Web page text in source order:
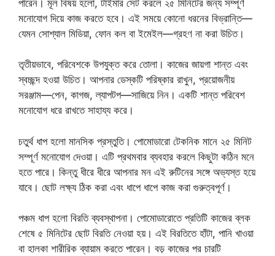
পারেন। মূল বিষয় হলো, টাইমার সেট করলে ২৫ মিনিটের জন্য সম্পূর্ণ
মনোযোগ দিয়ে কাজ করতে হবে। এই সময়ে কোনো ধরনের বিভ্রান্তি—
যেমন সোশ্যাল মিডিয়া, ফোন কল বা ইমেইল—গ্রহণ না করা উচিত।
তৃতীয়ভাবে, পরিবেশকে উপযুক্ত করে তোলা। কাজের জায়গা শান্ত এবং
স্বচ্ছন্দ হওয়া উচিত। আপনার ডেস্কটি পরিষ্কার রাখুন, প্রয়োজনীয়
সরঞ্জাম—পেন, কাগজ, ল্যাপটপ—সাজিয়ে নিন। একটি শান্ত পরিবেশ
মনোযোগ ধরে রাখতে সাহায্য করে।
চতুর্থ ধাপ হলো মানসিক প্রস্তুতি। পোমোডারো টেকনিক মানে ২৫ মিনিট
সম্পূর্ণ মনোযোগ দেওয়া। এটি প্রথমবার ব্যবহার করলে কিছুটা কঠিন মনে
হতে পারে। কিন্তু ধীরে ধীরে আপনার মন এই রুটিনের সঙ্গে অভ্যস্ত হয়ে
যাবে। ছোট লক্ষ্য ঠিক করা এবং ধাপে ধাপে কাজ করা গুরুত্বপূর্ণ।
পঞ্চম ধাপ হলো বিরতি ব্যবস্থাপনা। পোমোডারোতে প্রতিটি কাজের ব্লক
শেষে ৫ মিনিটের ছোট বিরতি নেওয়া হয়। এই বিরতিতে হাঁটা, পানি খাওয়া
বা হালকা শারীরিক ব্যায়াম করতে পারেন। বড় কাজের পর চারটি